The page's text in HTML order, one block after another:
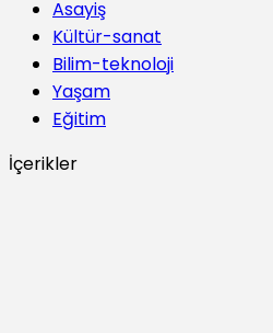
Asayiş
Kültür-sanat
Bilim-teknoloji
Yaşam
Eğitim
İçerikler